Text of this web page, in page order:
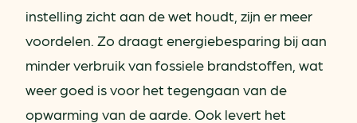
instelling zicht aan de wet houdt, zijn er meer
voordelen. Zo draagt energiebesparing bij aan
minder verbruik van fossiele brandstoffen, wat
weer goed is voor het tegengaan van de
opwarming van de aarde. Ook levert het